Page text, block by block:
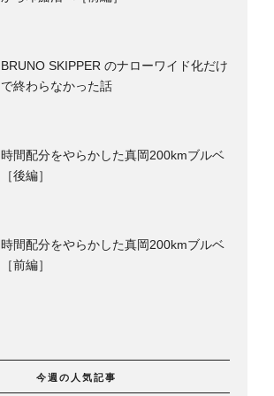
BRUNO SKIPPER のナローワイド化だけ
で終わらなかった話
時間配分をやらかした真岡200kmブルベ
［後編］
時間配分をやらかした真岡200kmブルベ
［前編］
今週の人気記事